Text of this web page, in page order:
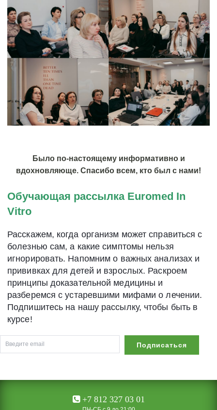
Было по-настоящему информативно и
вдохновляюще. Спасибо всем, кто был с нами!
Обучающая рассылка Euromed In
Vitro
Расскажем, когда организм может справиться с
болезнью сам, а какие симптомы нельзя
игнорировать. Напомним о важных анализах и
прививках для детей и взрослых. Раскроем
принципы доказательной медицины и
разберемся с устаревшими мифами о лечении.
Подпишитесь на нашу рассылку, чтобы быть в
курсе!
+7 812 327 03 01